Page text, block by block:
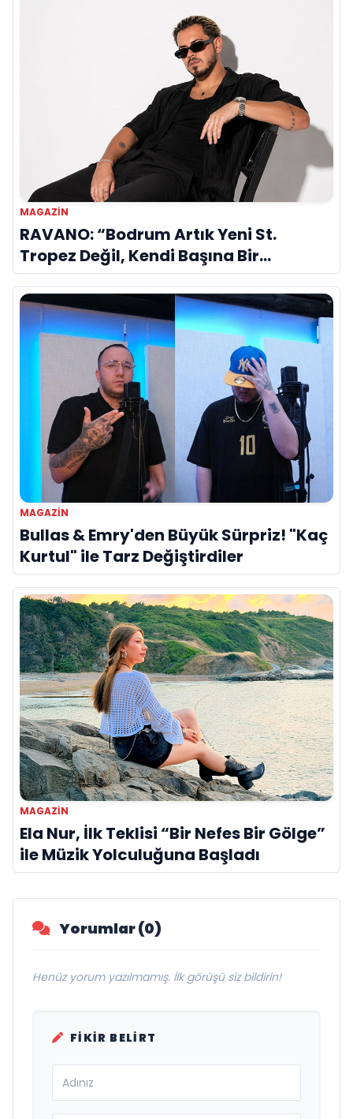
MAGAZIN
RAVANO: “Bodrum Artık Yeni St.
Tropez Değil, Kendi Başına Bir
Referans”
MAGAZIN
Bullas & Emry'den Büyük Sürpriz! "Kaç
Kurtul" ile Tarz Değiştirdiler
MAGAZIN
Ela Nur, İlk Teklisi “Bir Nefes Bir Gölge”
ile Müzik Yolculuğuna Başladı
Yorumlar (0)
Henüz yorum yazılmamış. İlk görüşü siz bildirin!
FIKIR BELIRT